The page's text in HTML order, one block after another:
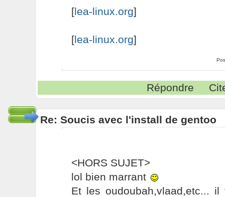
[lea-linux.org]
[lea-linux.org]
Répondre
Re: Soucis avec l'install de gentoo
<HORS SUJET>
lol bien marrant
Et les oudoubah,vlaad,etc...